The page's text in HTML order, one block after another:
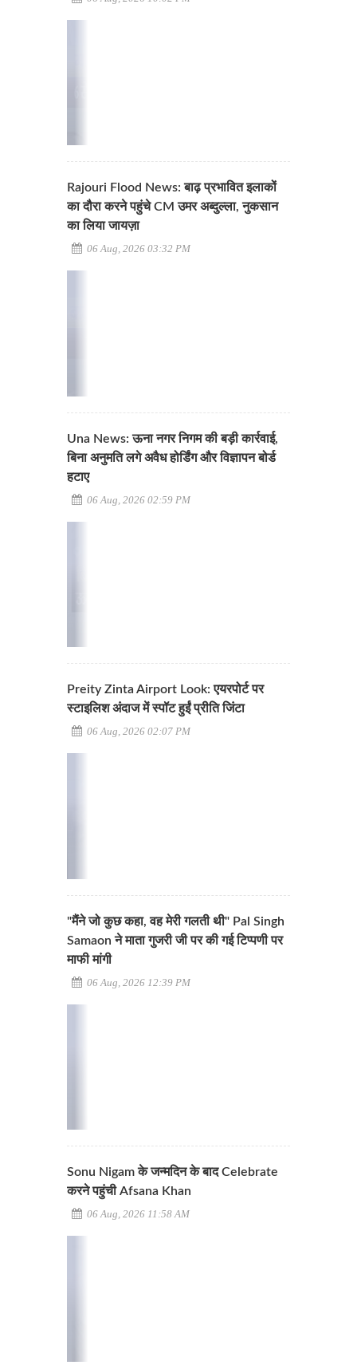
Rajouri Flood News: बाढ़ प्रभावित इलाकों
का दौरा करने पहुंचे CM उमर अब्दुल्ला, नुकसान
का लिया जायज़ा
06 Aug, 2026 03:32 PM
Una News: ऊना नगर निगम की बड़ी कार्रवाई,
बिना अनुमति लगे अवैध होर्डिंग और विज्ञापन बोर्ड
हटाए
06 Aug, 2026 02:59 PM
Preity Zinta Airport Look: एयरपोर्ट पर
स्टाइलिश अंदाज में स्पॉट हुईं प्रीति जिंटा
06 Aug, 2026 02:07 PM
"मैंने जो कुछ कहा, वह मेरी गलती थी" Pal Singh
Samaon ने माता गुजरी जी पर की गई टिप्पणी पर
माफी मांगी
06 Aug, 2026 12:39 PM
Sonu Nigam के जन्मदिन के बाद Celebrate
करने पहुंची Afsana Khan
06 Aug, 2026 11:58 AM